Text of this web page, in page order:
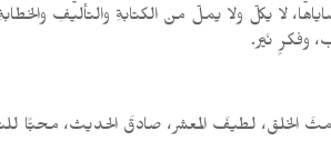
لا يكلّ ولا يملّ من الكتابةِ والتأليفِ
وفكرٍ نَيّر.
الخلق، لطيفَ المعشر، صادقَ الحديث، محبًّا